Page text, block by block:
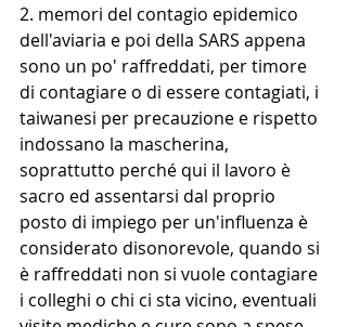
2. memori del contagio epidemico
dell'aviaria e poi della SARS appena
sono un po' raffreddati, per timore
di contagiare o di essere contagiati, i
taiwanesi per precauzione e rispetto
indossano la mascherina,
soprattutto perché qui il lavoro è
sacro ed assentarsi dal proprio
posto di impiego per un'influenza è
considerato disonorevole, quando si
è raffreddati non si vuole contagiare
i colleghi o chi ci sta vicino, eventuali